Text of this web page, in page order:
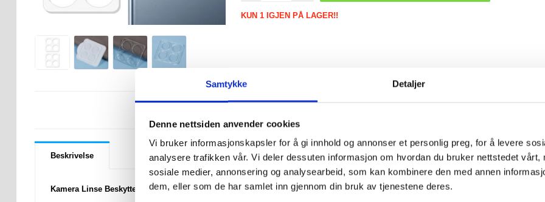
Samtykke Detaljer
Denne nettsiden anvender cookies
Vi bruker informasjonskapsler for å gi innhold og annonser et personlig preg, for å levere
analysere trafikken vår. Vi deler dessuten informasjon om hvordan du bruker nettstedet vårt,
sosiale medier, annonsering og analysearbeid, som kan kombinere den med annen
dem, eller som de har samlet inn gjennom din bruk av tjenestene deres.
KUN 1 IGJEN PÅ LAGER!!
Beskrivelse
Kamera Linse Beskyttelse Herdet Glass til Xiaomi 14T Pro - 2 Stk.